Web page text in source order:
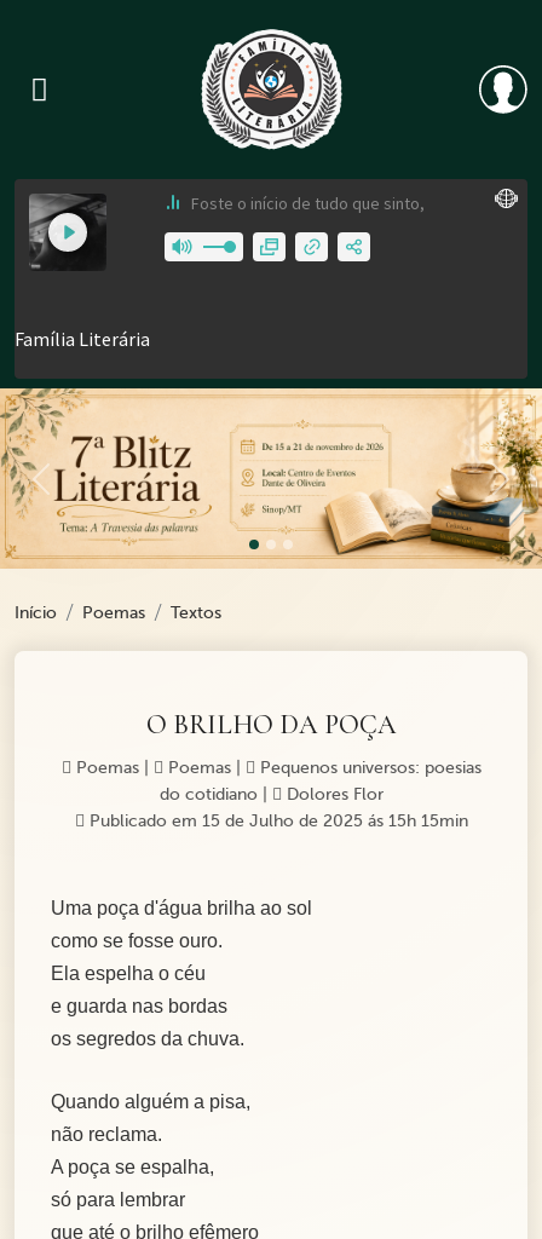
Previous
Início Poemas Textos
O BRILHO DA POÇA
Poemas| Poemas|
Pequenos universos: poesias
do cotidiano|
Dolores Flor
Publicado em 15 de Julho de 2025 ás 15h 15min
Uma poça d'água brilha ao sol
como se fosse ouro.
Ela espelha o céu
e guarda nas bordas
os segredos da chuva.
Quando alguém a pisa,
não reclama.
A poça se espalha,
só para lembrar
que até o brilho efêmero